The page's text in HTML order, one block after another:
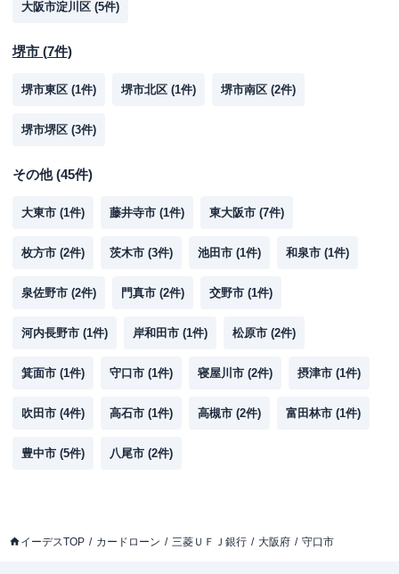
大阪市淀川区 (5件)
堺市 (7件)
堺市東区 (1件) 堺市北区 (1件) 堺市南区 (2件)
堺市堺区 (3件)
その他(45件)
大東市 (1件) 藤井寺市 (1件) 東大阪市 (7件)
枚方市 (2件) 茨木市 (3件) 池田市 (1件) 和泉市 (1件)
泉佐野市 (2件) 門真市 (2件) 交野市 (1件)
河内長野市 (1件) 岸和田市 (1件) 松原市 (2件)
箕面市 (1件) 守口市 (1件) 寝屋川市 (2件) 摂津市 (1件)
吹田市 (4件) 高石市 (1件) 高槻市 (2件) 富田林市 (1件)
豊中市 (5件) 八尾市 (2件)
イーデスTOP カードローン 三菱ＵＦＪ銀行 大阪府 守口市